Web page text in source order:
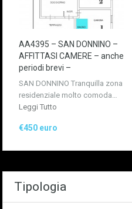
AA4395 – SAN DONNINO –
AFFITTASI CAMERE – anche
periodi brevi –
SAN DONNINO Tranquilla zona
residenziale molto comoda…
Leggi Tutto
€450 euro
Tipologia